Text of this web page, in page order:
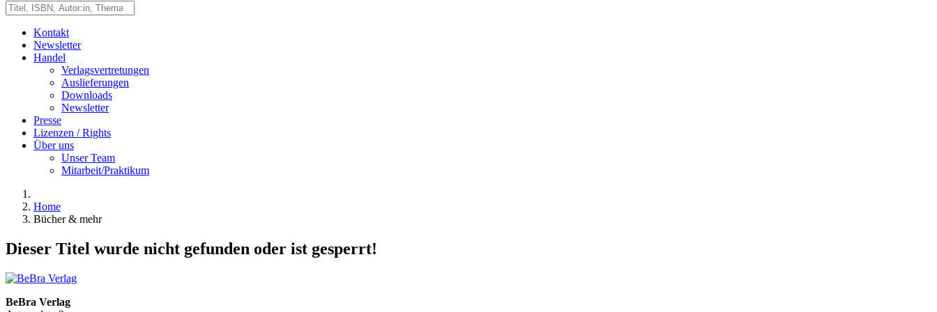
Kontakt
Newsletter
Handel
Verlagsvertretungen
Auslieferungen
Downloads
Newsletter
Presse
Lizenzen / Rights
Über uns
Unser Team
Mitarbeit/Praktikum
Home
Bücher & mehr
Dieser Titel wurde nicht gefunden oder ist gesperrt!
BeBra Verlag